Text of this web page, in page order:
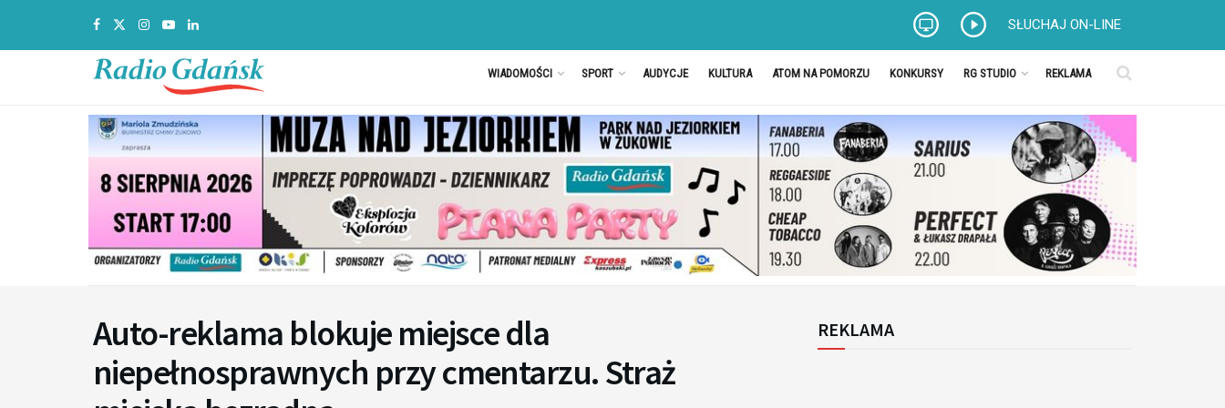
SŁUCHAJ ON-LINE
WIADOMOŚCI SPORT AUDYCJE KULTURA ATOM NA POMORZU KONKURSY RG STUDIO REKLAMA
Auto-reklama blokuje miejsce dla
niepełnosprawnych przy cmentarzu. Straż
REKLAMA